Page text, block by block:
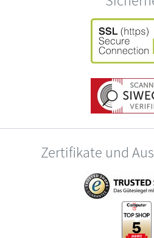
Zertifikate und